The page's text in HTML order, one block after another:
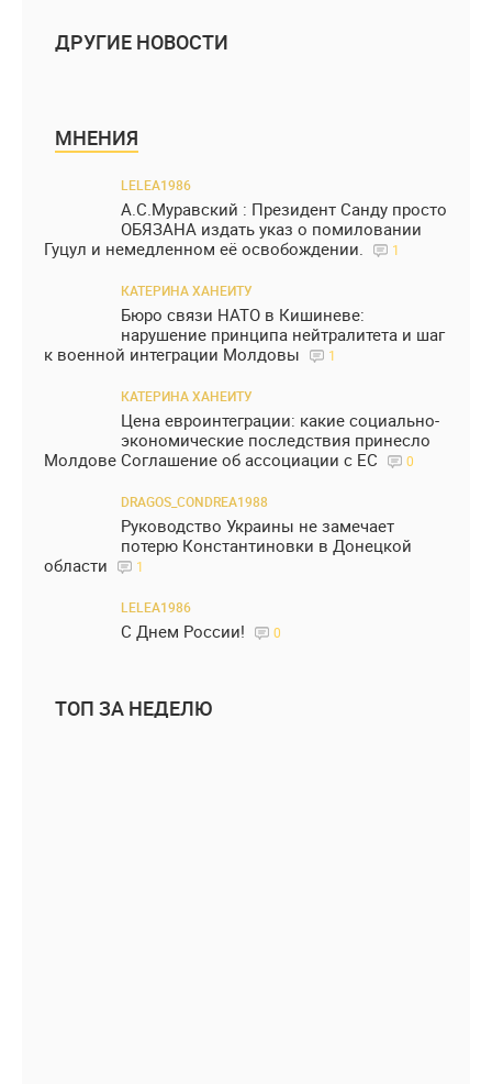
ДРУГИЕ НОВОСТИ
МНЕНИЯ
LELEA1986
А.С.Муравский : Президент Санду просто
ОБЯЗАНА издать указ о помиловании
Гуцул и немедленном её освобождении.
1
КАТЕРИНА ХАНЕИТУ
Бюро связи НАТО в Кишиневе:
нарушение принципа нейтралитета и шаг
к военной интеграции Молдовы
1
КАТЕРИНА ХАНЕИТУ
Цена евроинтеграции: какие социально-
экономические последствия принесло
Молдове Соглашение об ассоциации с ЕС
0
DRAGOS_CONDREA1988
Руководство Украины не замечает
потерю Константиновки в Донецкой
области
1
LELEA1986
С Днем России! 0
ТОП ЗА НЕДЕЛЮ